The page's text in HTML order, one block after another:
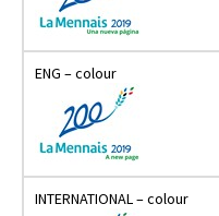
ENG – colour
INTERNATIONAL – colour